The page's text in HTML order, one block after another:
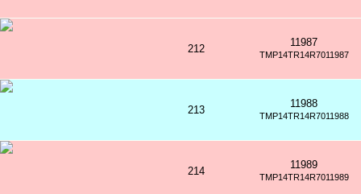
212
11987
TMP14TR14R7011987
213
11988
TMP14TR14R7011988
214
11989
TMP14TR14R7011989